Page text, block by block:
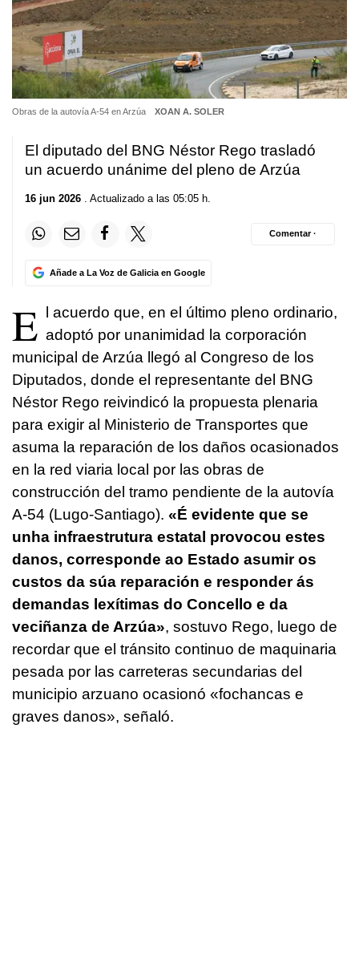
Obras de la autovía A-54 en Arzúa XOAN A. SOLER
El diputado del BNG Néstor Rego trasladó
un acuerdo unánime del pleno de Arzúa
16 jun 2026 . Actualizado a las 05:05 h.
Añade a La Voz de Galicia en Google
Comentar ·
E l acuerdo que, en el último pleno ordinario,
adoptó por unanimidad la corporación
municipal de Arzúa llegó al Congreso de los
Diputados, donde el representante del BNG
Néstor Rego reivindicó la propuesta plenaria
para exigir al Ministerio de Transportes que
asuma la reparación de los daños ocasionados
en la red viaria local por las obras de
construcción del tramo pendiente de la autovía
A-54 (Lugo-Santiago). «É evidente que se
unha infraestrutura estatal provocou estes
danos, corresponde ao Estado asumir os
custos da súa reparación e responder ás
demandas lexítimas do Concello e da
veciñanza de Arzúa», sostuvo Rego, luego de
recordar que el tránsito continuo de maquinaria
pesada por las carreteras secundarias del
municipio arzuano ocasionó «fochancas e
graves danos», señaló.